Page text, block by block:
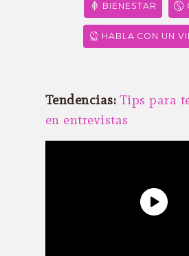
BIENESTAR
HABLA CON UN
Tendencias: Tips para
en entrevistas